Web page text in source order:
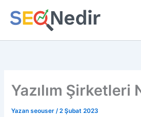
atla
Yazılım Şirketleri
Yazan seouser/2 Şubat 2023